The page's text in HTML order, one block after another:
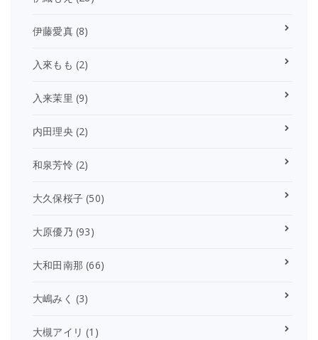
伊藤愛真(8)
入來もも (2)
入来茉里 (9)
内田理央 (2)
和泉芳怜 (2)
大久保桜子 (50)
大原優乃 (93)
大和田南那 (66)
大嶋みく (3)
大槻アイリ (1)